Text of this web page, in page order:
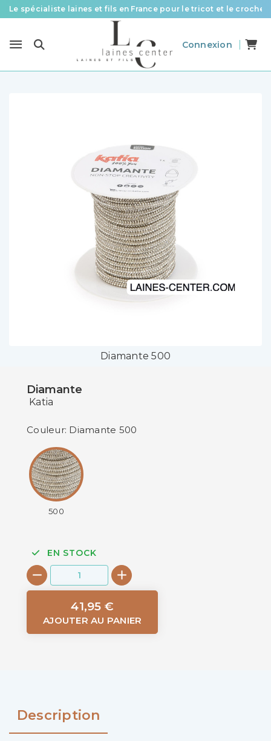
Le spécialiste laines et fils en France pour le tricot et le crochet
Livraison offerte à partir de 58 € d’achat
Connexion
Diamante 500
Diamante
Katia
Couleur: Diamante 500
500
EN STOCK
41,95 €
AJOUTER AU PANIER
Description